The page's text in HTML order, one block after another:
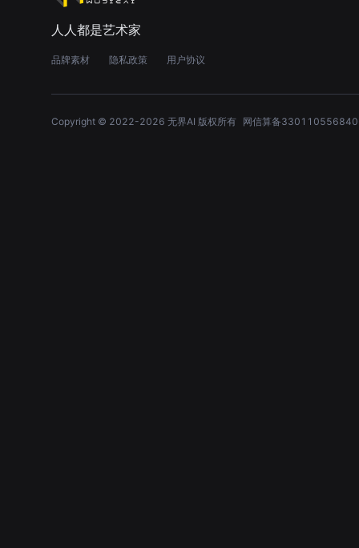
人人都是艺术家
品牌素材 隐私政策 用户协议
Copyright © 2022-2026 无界AI 版权所有 网信算备